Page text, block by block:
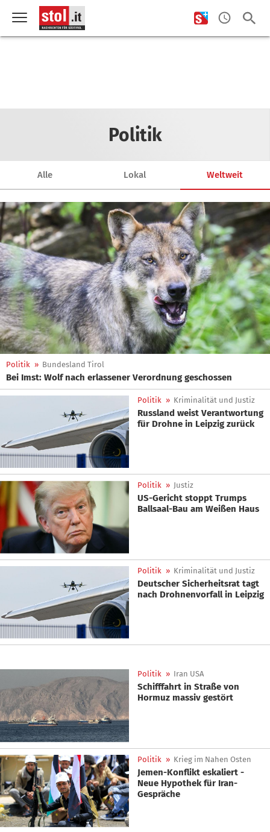
Politik
Alle Lokal Weltweit
Politik » Bundesland Tirol
Bei Imst: Wolf nach erlassener Verordnung geschossen
Politik » Kriminalität und Justiz
Russland weist Verantwortung
für Drohne in Leipzig zurück
Politik » Justiz
US-Gericht stoppt Trumps
Ballsaal-Bau am Weißen Haus
Politik » Kriminalität und Justiz
Deutscher Sicherheitsrat tagt
nach Drohnenvorfall in Leipzig
Politik » Iran USA
Schifffahrt in Straße von
Hormuz massiv gestört
Politik » Krieg im Nahen Osten
Jemen-Konflikt eskaliert -
Neue Hypothek für Iran-
Gespräche